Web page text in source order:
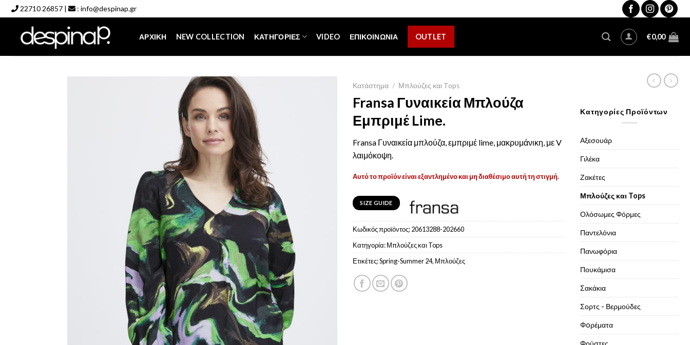
to
content
22710 26857 | : info@despinap.gr
ΑΡΧΙΚΉ NEW COLLECTION ΚΑΤΗΓΟΡΊΕΣ VIDEO ΕΠΙΚΟΙΝΩΝΊΑ OUTLET €0,00
Κατάστημα / Μπλούζες και Tops
Fransa Γυναικεία Μπλούζα
Εμπριμέ Lime.
Fransa Γυναικεία μπλούζα, εμπριμέ lime, μακρυμάνικη, με V
λαιμόκοψη.
Αυτό το προϊόν είναι εξαντλημένο και μη διαθέσιμο αυτή τη στιγμή.
SIZE GUIDE
Κωδικός προϊόντος:20613288-202660
Κατηγορία:Μπλούζες και Tops
Ετικέτες:Spring-Summer 24, Μπλούζες
Κατηγορίες Προϊόντων
Αξεσουάρ
Γιλέκα
Ζακέτες
Μπλούζες και Tops
Ολόσωμες Φόρμες
Παντελόνια
Πανωφόρια
Πουκάμισα
Σακάκια
Σορτς - Βερμούδες
Φoρέματα
Φούστες